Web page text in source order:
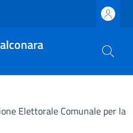
Elettorale Comunale per la